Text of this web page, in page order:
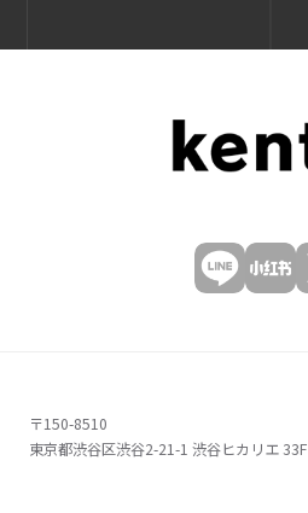
〒150-8510
東京都渋谷区渋谷2-21-1 渋谷ヒカリエ 33F